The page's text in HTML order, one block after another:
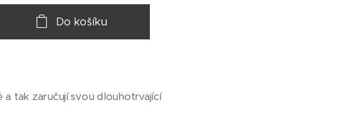
Do košíku
tak zaručují svou dlouhotrvající